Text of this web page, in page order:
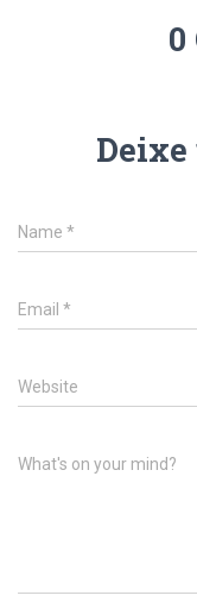
0
Name *
Email *
Website
What's on your mind?